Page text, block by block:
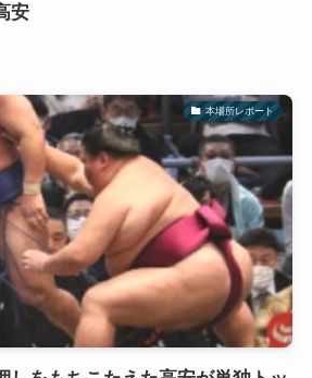
安
本場所レポート